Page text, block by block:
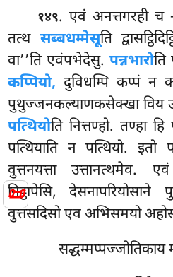
📜
१४९. एवं अनत्तगरही च
तत्थ सब्बधम्मेसूति
वा’’ति एवंपभेदेसु.पन्नभारोति
कप्पियो, दुविधम्पि कप्पं न
पुथुज्जनकल्याणकसेक्खा विय
पत्थियोति नित्तण्हो. तण्हा
पत्थियाति न पत्थियो.
वुत्तनयत्ता उत्तानत्थमेव.
निट्ठापेसि,
वुत्तसदिसो एव अभिसमयो
सद्धम्मप्पज्जोतिकाय